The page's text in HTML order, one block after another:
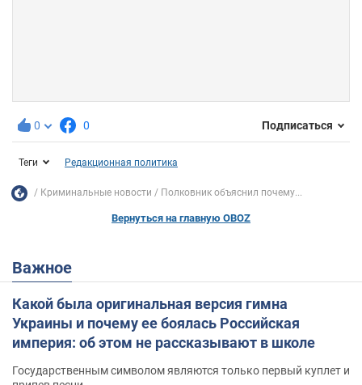
0 0 Подписаться
Теги Редакционная политика
Криминальные новости Полковник объяснил почему...
Вернуться на главную OBOZ
Важное
Какой была оригинальная версия гимна
Украины и почему ее боялась Российская
империя: об этом не рассказывают в школе
Государственным символом являются только первый куплет и